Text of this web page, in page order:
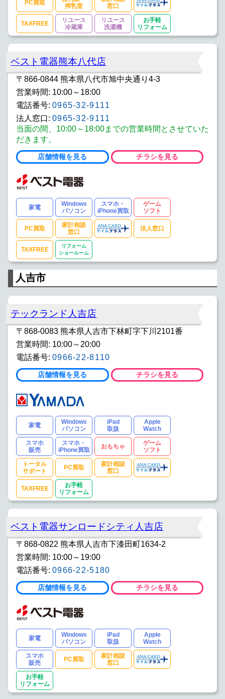
PC買取
搾乳室
窓口
TAXFREE
リユース
冷蔵庫
リユース
洗濯機
お手軽
リフォーム
ベスト電器熊本八代店
〒866-0844 熊本県八代市旭中央通り4-3
営業時間: 10:00～18:00
電話番号: 0965-32-9111
法人窓口: 0965-32-9111
当面の間、10:00～18:00までの営業時間とさせていた
だきます。
店舗情報を見る チラシを見る
家電
Windows
パソコン
スマホ・
iPhone買取
ゲーム
ソフト
PC買取
家計相談
窓口
法人窓口
TAXFREE
リフォーム
ショールーム
人吉市
テックランド人吉店
〒868-0083 熊本県人吉市下林町字下川2101番
営業時間: 10:00～20:00
電話番号: 0966-22-8110
店舗情報を見る チラシを見る
家電
Windows
パソコン
iPad
取扱
Apple
Watch
スマホ
販売
スマホ・
iPhone買取
おもちゃ
ゲーム
ソフト
トータル
サポート
PC買取
家計相談
窓口
TAXFREE
お手軽
リフォーム
ベスト電器サンロードシティ人吉店
〒868-0822 熊本県人吉市下漆田町1634-2
営業時間: 10:00～19:00
電話番号: 0966-22-5180
店舗情報を見る チラシを見る
家電
Windows
パソコン
iPad
取扱
Apple
Watch
スマホ
販売
PC買取
家計相談
窓口
お手軽
リフォーム